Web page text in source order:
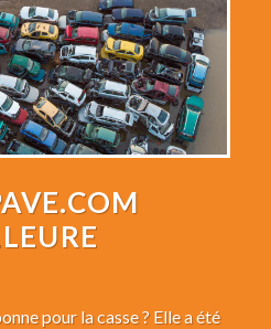
pour la casse ? Elle a été